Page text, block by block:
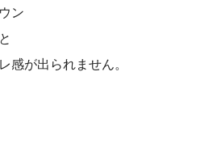
ン
が出られません。